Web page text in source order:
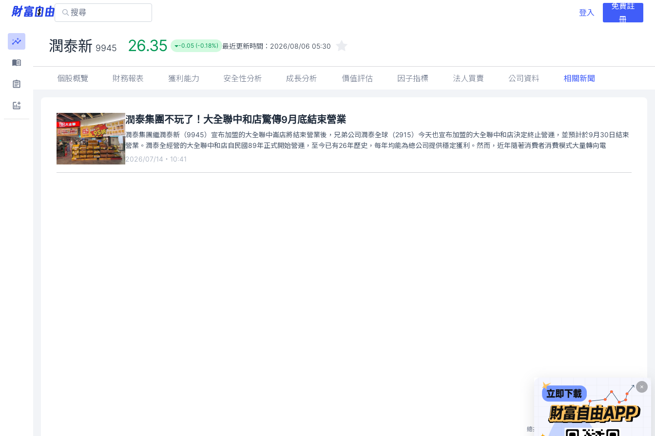
登入
免費註
冊
潤泰新 9945 26.35 -0.05 (-0.18%) 最近更新時間： 2026/08/06 05:30
個股概覽 財務報表 獲利能力 安全性分析 成長分析 價值評估 因子指標 法人買賣 公司資料 相關新聞
潤泰集團不玩了！大全聯中和店驚傳9月底結束營業
潤泰集團繼潤泰新（9945）宣布加盟的大全聯中崙店將結束營業後，兄弟公司潤泰全球（2915）今天也宣布加盟的大全聯中和店決定終止營運，並預計於9月30日結束
營業。潤泰全經營的大全聯中和店自民國89年正式開始營運，至今已有26年歷史，每年均能為總公司提供穩定獲利。然而，近年隨著消費者消費模式大量轉向電
2026/07/14・10:41
總共 1 個 10/頁 1